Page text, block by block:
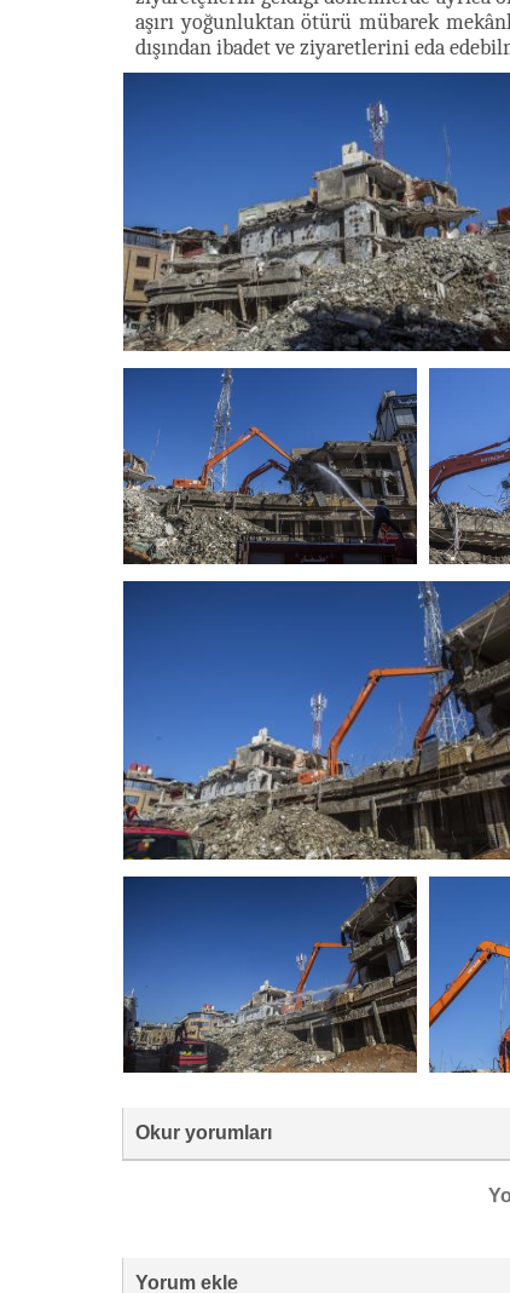
aşırı yoğunluktan ötürü mübarek
dışından ibadet ve ziyaretlerini eda
Okur yorumları
Yorum ekle